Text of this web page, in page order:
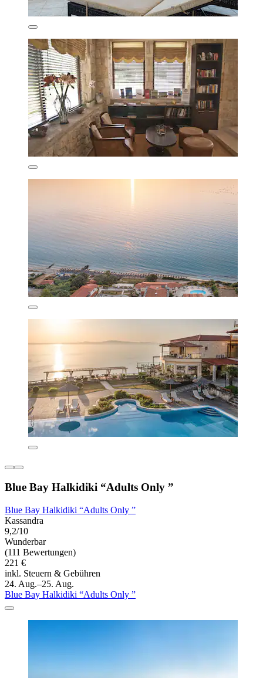
Blue Bay Halkidiki “Adults Only ”
Blue Bay Halkidiki “Adults Only ”
Kassandra
9,2/10
Wunderbar
(111 Bewertungen)
221 €
inkl. Steuern & Gebühren
24. Aug.–25. Aug.
Blue Bay Halkidiki “Adults Only ”